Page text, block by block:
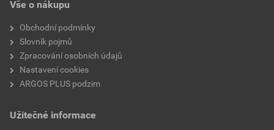
Výměnné řezné čelisti
Se stripovací funkcí
Max. průřez kabelu
Průměr průchodky
Vhodné pro pevné vodiče
Vše o nákupu
Obchodní podmínky
Slovník pojmů
Zpracování osobních údajů
Nastavení cookies
ARGOS PLUS podzim
Užitečné informace